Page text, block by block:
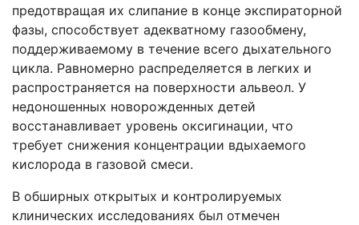
предотвращая их слипание в конце экспираторной
фазы, способствует адекватному газообмену,
поддерживаемому в течение всего дыхательного
цикла. Равномерно распределяется в легких и
распространяется на поверхности альвеол. У
недоношенных новорожденных детей
восстанавливает уровень оксигинации, что
требует снижения концентрации вдыхаемого
кислорода в газовой смеси.
В обширных открытых и контролируемых
клинических исследованиях был отмечен